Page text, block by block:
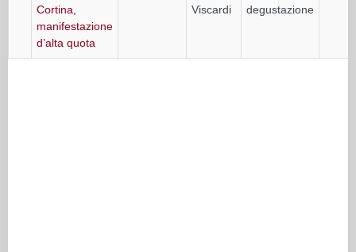
Cortina,
manifestazione
d’alta quota
Viscardi
degustazione